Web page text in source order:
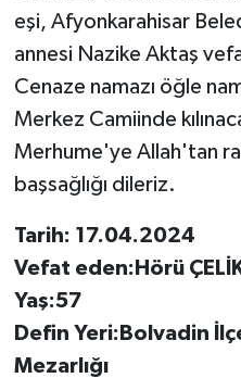
eşi, Afyonkarahisar
annesi Nazike Aktaş
Cenaze namazı öğle
Merkez Camiinde
Merhume'ye Allah'tan
başsağlığı dileriz.
Tarih: 17.04.2024
Vefat eden:Hörü
Yaş:57
Defin Yeri:Bolvadin
Mezarlığı